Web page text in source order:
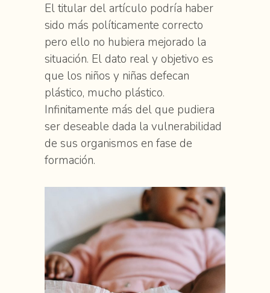
El titular del artículo podría haber
sido más políticamente correcto
pero ello no hubiera mejorado la
situación. El dato real y objetivo es
que los niños y niñas defecan
plástico, mucho plástico.
Infinitamente más del que pudiera
ser deseable dada la vulnerabilidad
de sus organismos en fase de
formación.